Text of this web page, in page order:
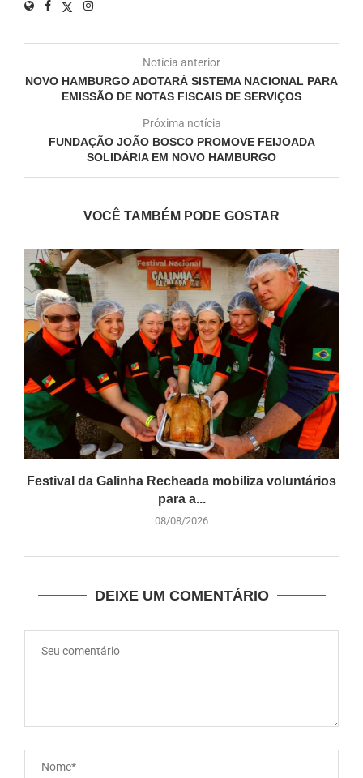
Notícia anterior
NOVO HAMBURGO ADOTARÁ SISTEMA NACIONAL PARA
EMISSÃO DE NOTAS FISCAIS DE SERVIÇOS
Próxima notícia
FUNDAÇÃO JOÃO BOSCO PROMOVE FEIJOADA
SOLIDÁRIA EM NOVO HAMBURGO
VOCÊ TAMBÉM PODE GOSTAR
Festival da Galinha Recheada mobiliza voluntários
para a...
08/08/2026
DEIXE UM COMENTÁRIO